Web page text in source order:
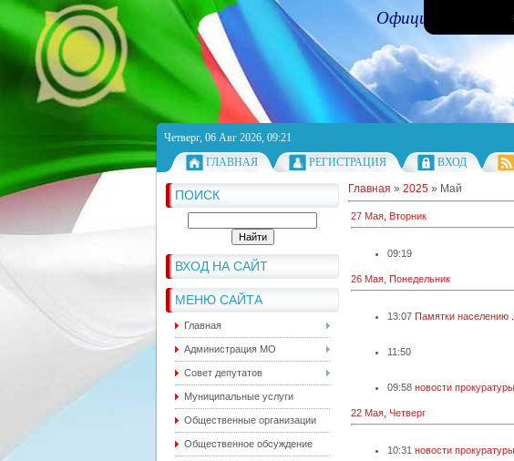
Официальный
Четверг, 06 Авг 2026, 09:21
ГЛАВНАЯ
РЕГИСТРАЦИЯ ВХОД
ПОИСК
ВХОД НА САЙТ
МЕНЮ САЙТА
Главная
Администрация МО
Совет депутатов
Муниципальные услуги
Общественные организации
Общественное обсуждение
Главная » 2025 » Май
27 Мая, Вторник
09:19
26 Мая, Понедельник
13:07 Памятки населению
11:50
09:58 новости прокуратуры
22 Мая, Четверг
10:31 новости прокуратуры